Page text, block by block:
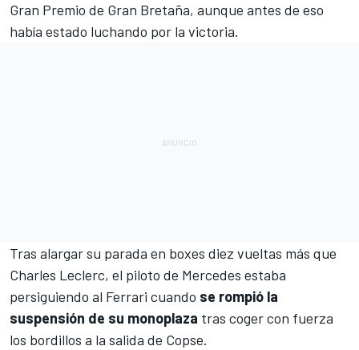
Gran Premio de Gran Bretaña, aunque antes de eso
había estado luchando por la victoria.
Tras alargar su parada en boxes diez vueltas más que
Charles Leclerc, el piloto de Mercedes estaba
persiguiendo al Ferrari cuando se rompió la
suspensión de su monoplaza tras coger con fuerza
los bordillos a la salida de Copse.